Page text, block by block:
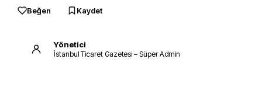
Beğen Kaydet
Yönetici
İstanbul Ticaret Gazetesi – Süper Admin